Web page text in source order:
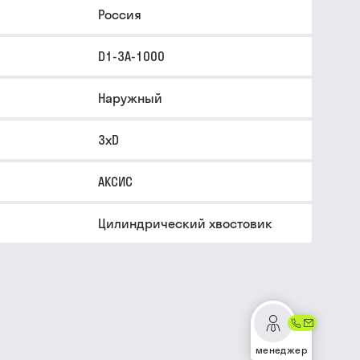
Россия
D1-3A-1000
Наружный
3xD
АКСИС
Цилиндрический хвостовик
менеджер